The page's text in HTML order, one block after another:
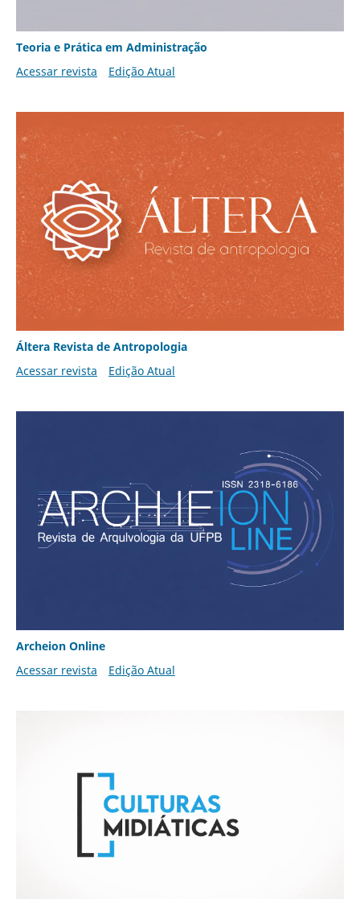
Teoria e Prática em Administração
Acessar revista
Edição Atual
Áltera Revista de Antropologia
Acessar revista
Edição Atual
Archeion Online
Acessar revista
Edição Atual